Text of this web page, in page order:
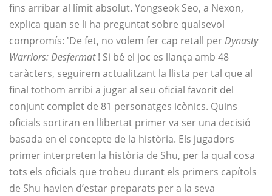
fins arribar al límit absolut. Yongseok Seo, a Nexon,
explica quan se li ha preguntat sobre qualsevol
compromís: 'De fet, no volem fer cap retall perDynasty
Warriors: Desfermat! Si bé el joc es llança amb 48
caràcters, seguirem actualitzant la llista per tal que al
final tothom arribi a jugar al seu oficial favorit del
conjunt complet de 81 personatges icònics. Quins
oficials sortiran en llibertat primer va ser una decisió
basada en el concepte de la història. Els jugadors
primer interpreten la història de Shu, per la qual cosa
tots els oficials que trobeu durant els primers capítols
de Shu havien d’estar preparats per a la seva